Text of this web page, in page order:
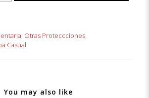
, Otras Proteccciones,
Casual
You may also like